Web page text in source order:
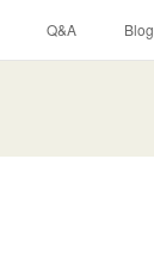
Q&A Blog